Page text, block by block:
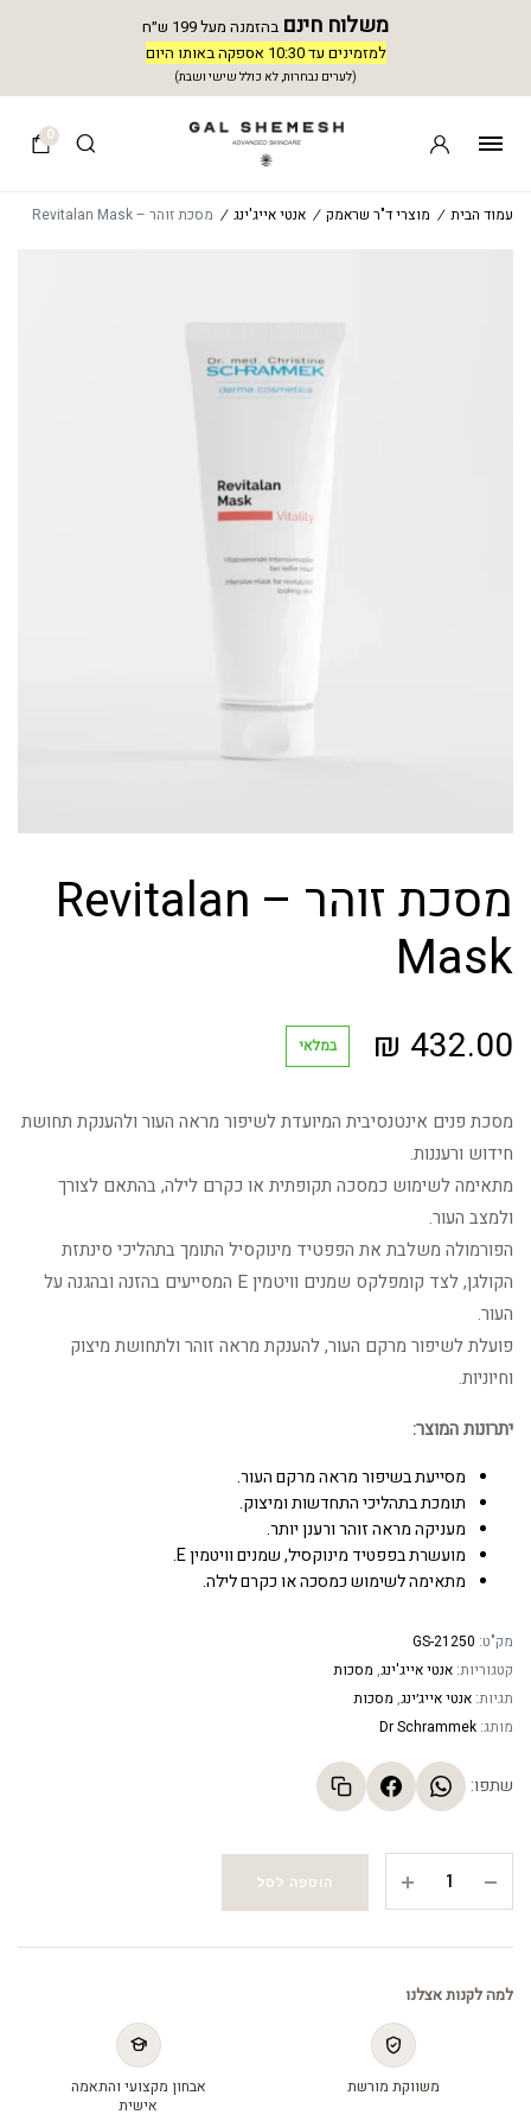
משלוח חינם בהזמנה מעל 199 ש״ח
למזמינים עד 10:30 אספקה באותו היום
(לערים נבחרות, לא כולל שישי ושבת)
0
עמוד הבית / מוצרי ד"ר שראמק / אנטי אייג'ינג / מסכת זוהר – Revitalan Mask
מסכת זוהר – Revitalan
Mask
432.00
₪ במלאי
מסכת פנים אינטנסיבית המיועדת לשיפור מראה העור ולהענקת תחושת
חידוש ורעננות.
מתאימה לשימוש כמסכה תקופתית או כקרם לילה, בהתאם לצורך
ולמצב העור.
הפורמולה משלבת את הפפטיד מינוקסיל התומך בתהליכי סינתזת
הקולגן, לצד קומפלקס שמנים וויטמין E המסייעים בהזנה ובהגנה על
העור.
פועלת לשיפור מרקם העור, להענקת מראה זוהר ולתחושת מיצוק
וחיוניות.
יתרונות המוצר:
מסייעת בשיפור מראה מרקם העור.
תומכת בתהליכי התחדשות ומיצוק.
מעניקה מראה זוהר ורענן יותר.
מועשרת בפפטיד מינוקסיל, שמנים וויטמין E.
מתאימה לשימוש כמסכה או כקרם לילה.
מק"ט: GS-21250
קטגוריות: אנטי אייג'ינג, מסכות
תגיות: אנטי אייג׳ינג, מסכות
מותג: Dr Schrammek
שתפו:
זוהר
Revitalan
quantity
הוספה לסל
למה לקנות אצלנו
משווקת מורשת
אבחון מקצועי והתאמה
אישית